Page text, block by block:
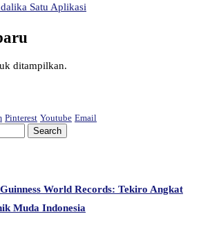
Satu Aplikasi
ditampilkan.
Pinterest Youtube Email
World Records: Tekiro Angkat
Muda Indonesia